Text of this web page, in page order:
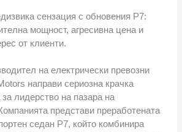
сензация с обновения P7:
мощност, агресивна цена и
от клиенти.
на електрически превозни
направи сериозна крачка
лидерство на пазара на
представи преработената
седан P7, който комбинира